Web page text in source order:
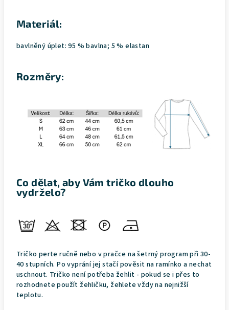
Materiál:
bavlněný úplet: 95 % bavlna; 5 % elastan
Rozměry:
Co dělat, aby Vám tričko dlouho
vydrželo?
Tričko perte ručně nebo v pračce na šetrný program při 30-
40 stupních. Po vyprání jej stačí pověsit na ramínko a nechat
uschnout. Tričko není potřeba žehlit - pokud se i přes to
rozhodnete použít žehličku, žehlete vždy na nejnižší
teplotu.